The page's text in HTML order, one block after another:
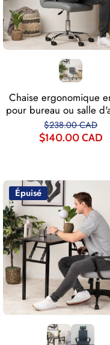
Chaise ergonomique
pour bureau ou salle
$238.00 CAD
$140.00 CAD
Épuisé